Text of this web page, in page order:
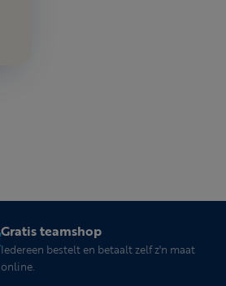
Gratis teamshop
Iedereen bestelt en betaalt zelf z'n maat
online.